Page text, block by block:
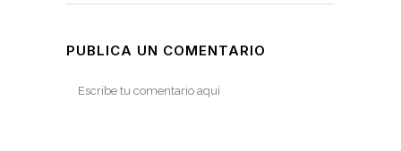
PUBLICA UN COMENTARIO